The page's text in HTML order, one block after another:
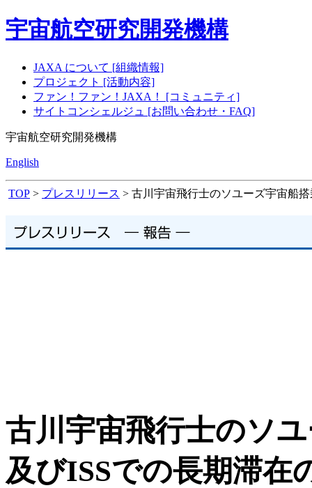
宇宙航空研究開発機構
JAXA について [組織情報]
プロジェクト [活動内容]
ファン！ファン！JAXA！ [コミュニティ]
サイトコンシェルジュ [お問い合わせ・FAQ]
宇宙航空研究開発機構
English
TOP > プレスリリース > 古川宇宙飛行士のソユーズ宇宙船
古川宇宙飛行士のソ
及びISSでの長期滞在